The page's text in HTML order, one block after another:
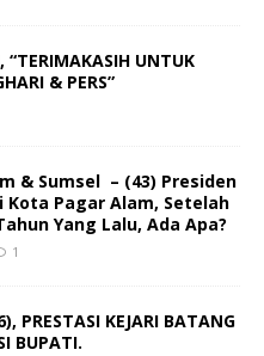
“TERIMAKASIH UNTUK
& PERS”
& Sumsel – (43) Presiden
Kota Pagar Alam, Setelah
Yang Lalu, Ada Apa?
1
PRESTASI KEJARI BATANG
BUPATI.